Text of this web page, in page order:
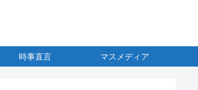
時事直言 マスメディア